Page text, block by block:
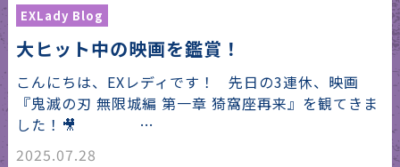
EXLady Blog
大ヒット中の映画を鑑賞！
こんにちは、EXレディです！ 先日の3連休、映画
『鬼滅の刃 無限城編 第一章 猗窩座再来』を観てきま
した！🎥 …
2025.07.28